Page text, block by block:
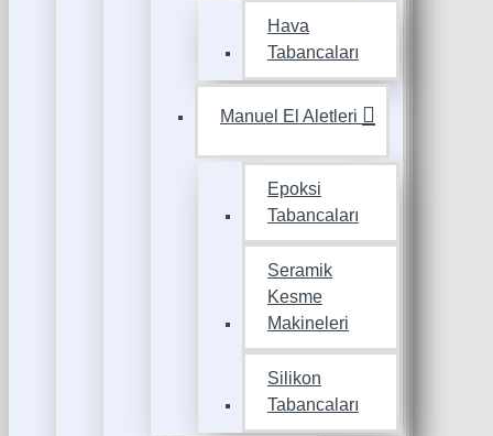
Hava
Tabancaları
Manuel El Aletleri
Epoksi
Tabancaları
Seramik
Kesme
Makineleri
Silikon
Tabancaları